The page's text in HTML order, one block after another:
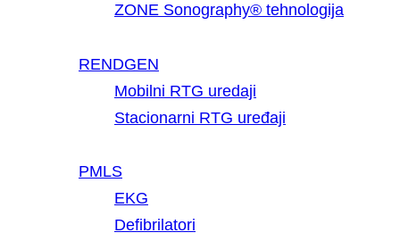
ZONE Sonography® tehnologija
RENDGEN
Mobilni RTG uredaji
Stacionarni RTG uređaji
PMLS
EKG
Defibrilatori